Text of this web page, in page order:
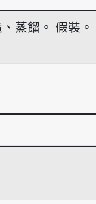
蒸餾。 假裝。